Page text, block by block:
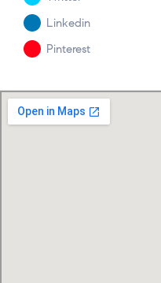
Linkedin
Pinterest